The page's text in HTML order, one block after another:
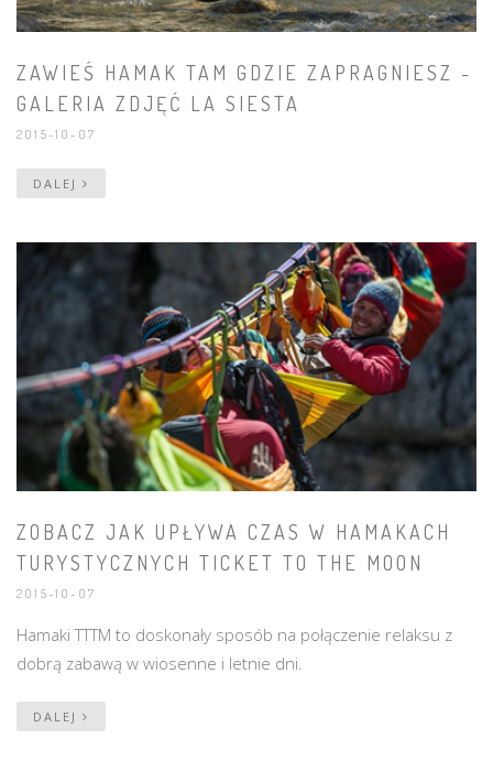
ZAWIEŚ HAMAK TAM GDZIE ZAPRAGNIESZ -
GALERIA ZDJĘĆ LA SIESTA
2015-10-07
DALEJ
ZOBACZ JAK UPŁYWA CZAS W HAMAKACH
TURYSTYCZNYCH TICKET TO THE MOON
2015-10-07
Hamaki TTTM to doskonały sposób na połączenie relaksu z
dobrą zabawą w wiosenne i letnie dni.
DALEJ